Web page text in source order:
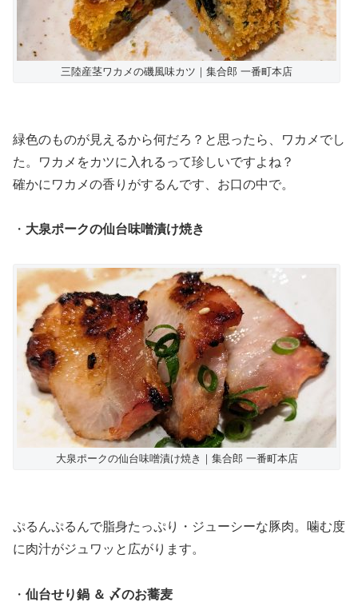
三陸産茎ワカメの磯風味カツ｜集合郎 一番町本店
緑色のものが見えるから何だろ？と思ったら、ワカメでし
た。ワカメをカツに入れるって珍しいですよね？
確かにワカメの香りがするんです、お口の中で。
・ 大泉ポークの仙台味噌漬け焼き
大泉ポークの仙台味噌漬け焼き｜集合郎 一番町本店
ぷるんぷるんで脂身たっぷり・ジューシーな豚肉。噛む度
に肉汁がジュワッと広がります。
・ 仙台せり鍋 ＆ 〆のお蕎麦